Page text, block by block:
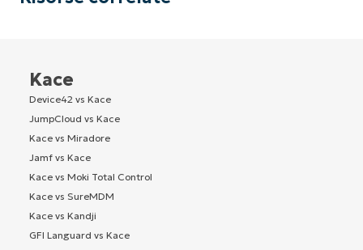
Kace
Device42 vs Kace
JumpCloud vs Kace
Kace vs Miradore
Jamf vs Kace
Kace vs Moki Total Control
Kace vs SureMDM
Kace vs Kandji
GFI Languard vs Kace